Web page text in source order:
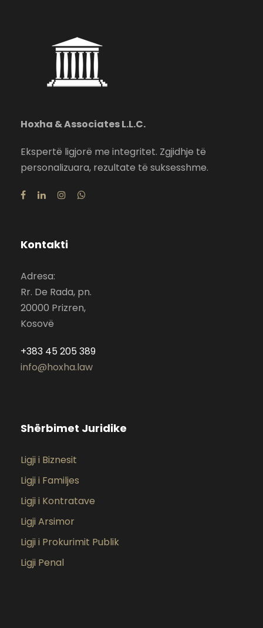
Hoxha & Associates L.L.C.
Ekspertë ligjorë me integritet. Zgjidhje të
personalizuara, rezultate të suksesshme.
Kontakti
Adresa:
Rr. De Rada, pn.
20000 Prizren,
Kosovë
+383 45 205 389
info@hoxha.law
Shërbimet Juridike
Ligji i Biznesit
Ligji i Familjes
Ligji i Kontratave
Ligji Arsimor
Ligji i Prokurimit Publik
Ligji Penal